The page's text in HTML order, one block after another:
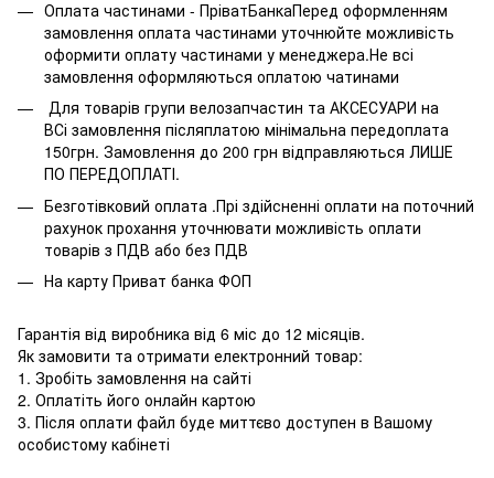
Оплата частинами - ПріватБанкаПеред оформленням
замовлення оплата частинами уточнюйте можливість
оформити оплату частинами у менеджера.Не всі
замовлення оформляються оплатою чатинами
Для товарів групи велозапчастин та АКСЕСУАРИ на
ВСі замовлення післяплатою мінімальна передоплата
150грн. Замовлення до 200 грн відправляються ЛИШЕ
ПО ПЕРЕДОПЛАТІ.
Безготівковий оплата .Прі здійсненні оплати на поточний
рахунок прохання уточнювати можливість оплати
товарів з ПДВ або без ПДВ
На карту Приват банка ФОП
Гарантія від виробника від 6 міс до 12 місяців.
Як замовити та отримати електронний товар:
1. Зробіть замовлення на сайті
2. Оплатіть його онлайн картою
3. Після оплати файл буде миттєво доступен в Вашому
особистому кабінеті